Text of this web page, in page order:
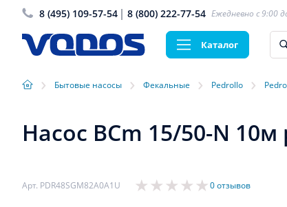
8 (495) 109-57-54 8 (800) 222-77-54 Ежедневно с 9:00
Каталог
› Бытовые насосы › Фекальные › Pedrollo ›
Насос BCm 15/50-N
Арт. PDR48SGM82A0A1U 0 отзывов